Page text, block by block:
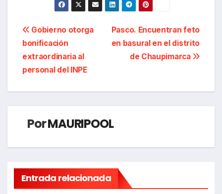
Navegación
de
entradas
Pasco. Encuentran feto
en basural en el distrito
de Chaupimarca
Gobierno otorga
bonificación
extraordinaria al
personal del INPE
PorMAURIPOOL
Entrada relacionada